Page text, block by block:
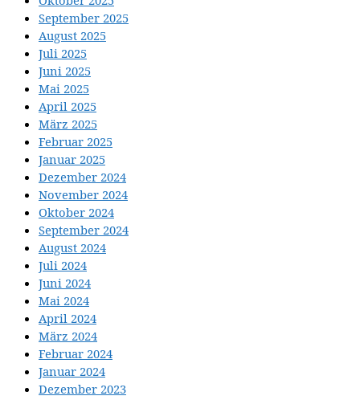
September 2025
August 2025
Juli 2025
Juni 2025
Mai 2025
April 2025
März 2025
Februar 2025
Januar 2025
Dezember 2024
November 2024
Oktober 2024
September 2024
August 2024
Juli 2024
Juni 2024
Mai 2024
April 2024
März 2024
Februar 2024
Januar 2024
Dezember 2023